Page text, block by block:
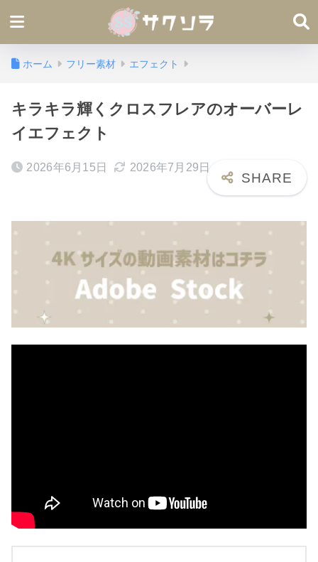
ホーム フリー素材 エフェクト
キラキラ輝くクロスフレアのオーバーレ
イエフェクト
2026年6月15日 2026年7月29日